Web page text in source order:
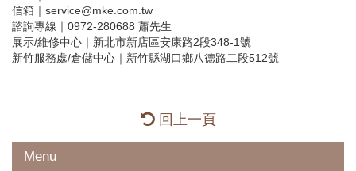
信箱｜service@mke.com.tw
諮詢專線｜0972-280688 蕭先生
展示/維修中心｜新北市新店區安康路2段348-1號
新竹服務處/倉儲中心｜新竹縣湖口鄉八德路二段512號
回上一頁
Menu